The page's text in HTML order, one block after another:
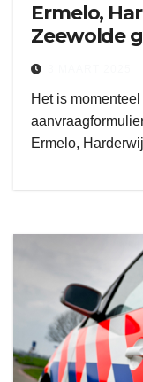
Ermelo,
Zeewolde
Het is
Ermelo,